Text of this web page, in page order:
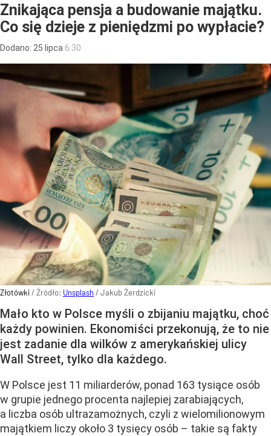
Znikająca pensja a budowanie majątku.
Co się dzieje z pieniędzmi po wypłacie?
Dodano: 25 lipca 6:30
Złotówki/ Źródło: Unsplash / Jakub Żerdzicki
Mało kto w Polsce myśli o zbijaniu majątku, choć
każdy powinien. Ekonomiści przekonują, że to nie
jest zadanie dla wilków z amerykańskiej ulicy
Wall Street, tylko dla każdego.
W Polsce jest 11 miliarderów, ponad 163 tysiące osób
w grupie jednego procenta najlepiej zarabiających,
a liczba osób ultrazamożnych, czyli z wielomilionowym
majątkiem liczy około 3 tysięcy osób – takie są fakty